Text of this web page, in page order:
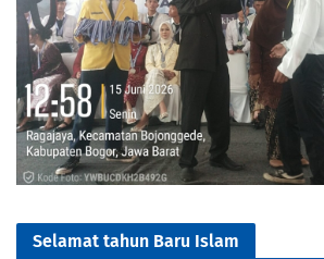
Selamat tahun Baru Islam